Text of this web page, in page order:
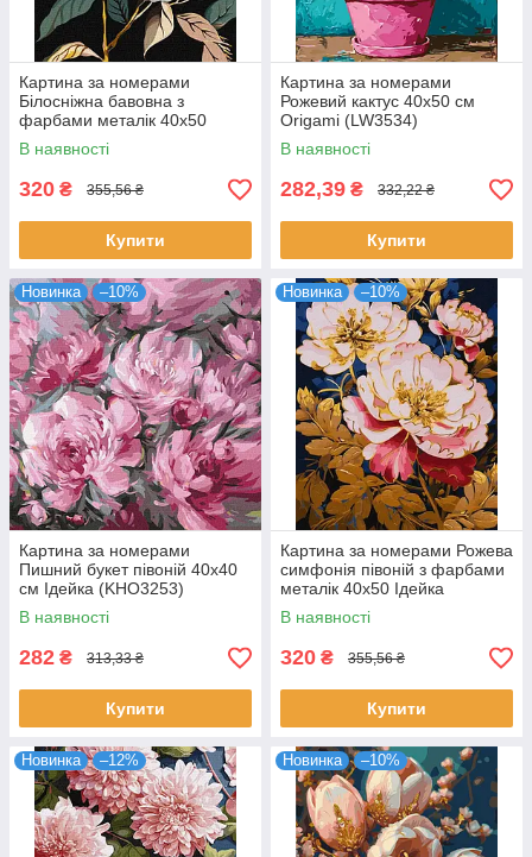
Картина за номерами
Білосніжна бавовна з
фарбами металік 40x50
Идейка (KHO3246)
В наявності
320 ₴ 355,56 ₴
Купити
Картина за номерами
Рожевий кактус 40х50 см
Origami (LW3534)
В наявності
282,39 ₴ 332,22 ₴
Купити
Новинка –10%
Картина за номерами
Пишний букет півоній 40x40
см Ідейка (KHO3253)
В наявності
282 ₴ 313,33 ₴
Купити
Новинка –10%
Картина за номерами Рожева
симфонія півоній з фарбами
металік 40x50 Ідейка
(KHO3257)
В наявності
320 ₴ 355,56 ₴
Купити
Новинка –12% Новинка –10%